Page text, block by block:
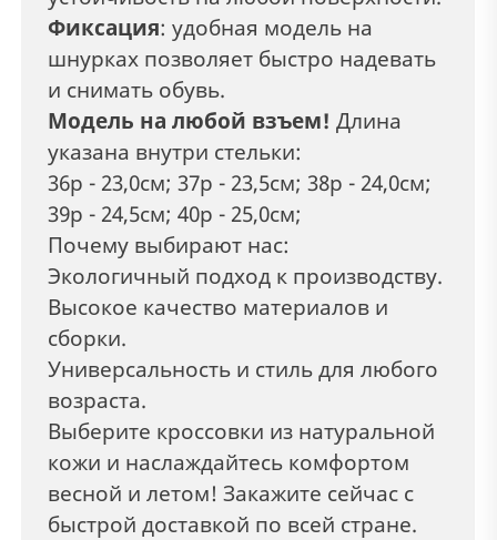
Фиксация: удобная модель на
шнурках позволяет быстро надевать
и снимать обувь.
Модель на любой взъем! Длина
указана внутри стельки:
36р - 23,0см; 37р - 23,5см; 38р - 24,0см;
39р - 24,5см; 40р - 25,0см;
Почему выбирают нас:
Экологичный подход к производству.
Высокое качество материалов и
сборки.
Универсальность и стиль для любого
возраста.
Выберите кроссовки из натуральной
кожи и наслаждайтесь комфортом
весной и летом! Закажите сейчас с
быстрой доставкой по всей стране.